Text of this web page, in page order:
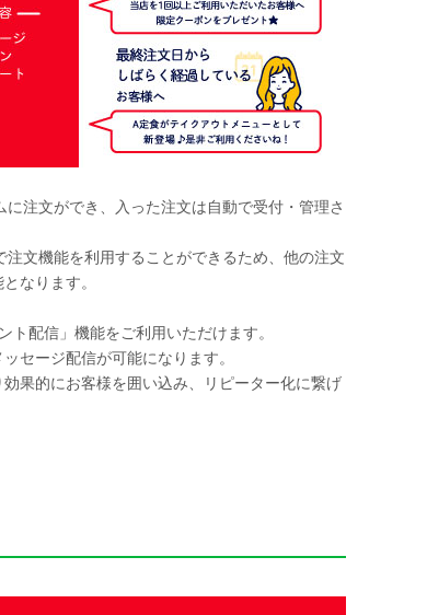
注文ができ、入った注文は自動で受付・管理さ
文機能を利用することができるため、他の注文
なります。
ト配信」機能をご利用いただけます。
セージ配信が可能になります。
果的にお客様を囲い込み、リピーター化に繋げ